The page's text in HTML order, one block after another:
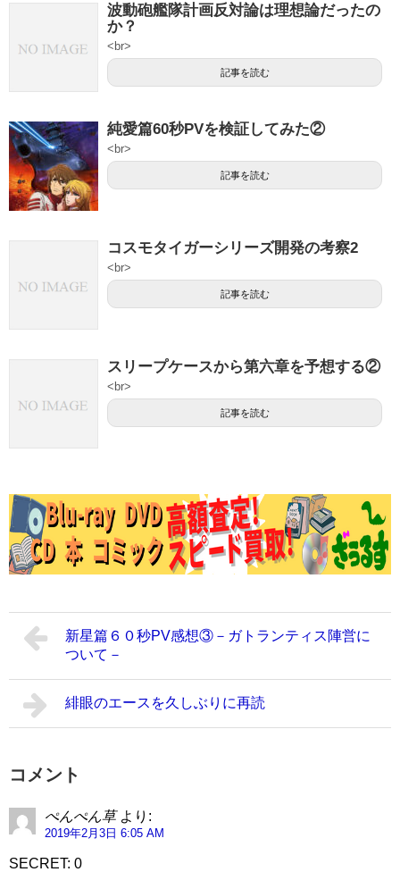
波動砲艦隊計画反対論は理想論だったの
か？
<br>
記事を読む
純愛篇60秒PVを検証してみた②
<br>
記事を読む
コスモタイガーシリーズ開発の考察2
<br>
記事を読む
スリープケースから第六章を予想する②
<br>
記事を読む
新星篇６０秒PV感想③－ガトランティス陣営に
ついて－
緋眼のエースを久しぶりに再読
コメント
ぺんぺん草 より:
2019年2月3日 6:05 AM
SECRET: 0